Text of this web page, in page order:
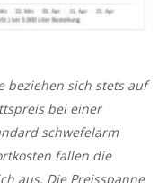
beziehen sich stets auf
bei einer
schwefelarm
fallen die
aus. Die Preisspanne